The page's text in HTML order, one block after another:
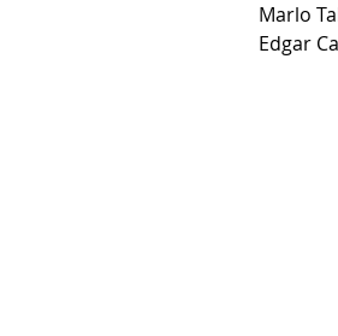
Marlo
Edgar